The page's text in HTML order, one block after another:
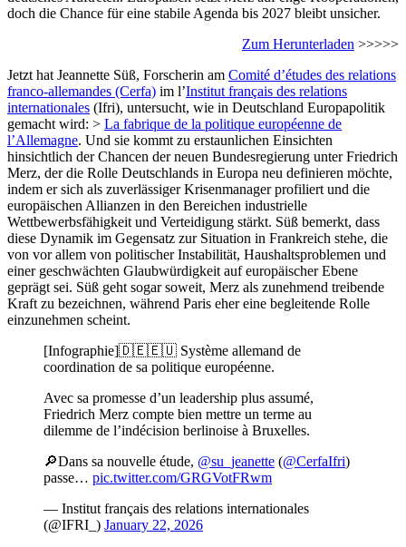
doch die Chance für eine stabile Agenda bis 2027 bleibt unsicher.
Zum Herunterladen >>>>>
Jetzt hat Jeannette Süß, Forscherin am Comité d’études des relations
franco-allemandes (Cerfa) im l’Institut français des relations
internationales (Ifri), untersucht, wie in Deutschland Europapolitik
gemacht wird: > La fabrique de la politique européenne de
l’Allemagne. Und sie kommt zu erstaunlichen Einsichten
hinsichtlich der Chancen der neuen Bundesregierung unter Friedrich
Merz, der die Rolle Deutschlands in Europa neu definieren möchte,
indem er sich als zuverlässiger Krisenmanager profiliert und die
europäischen Allianzen in den Bereichen industrielle
Wettbewerbsfähigkeit und Verteidigung stärkt. Süß bemerkt, dass
diese Dynamik im Gegensatz zur Situation in Frankreich stehe, die
von vor allem von politischer Instabilität, Haushaltsproblemen und
einer geschwächten Glaubwürdigkeit auf europäischer Ebene
geprägt sei. Süß geht sogar soweit, Merz als zunehmend treibende
Kraft zu bezeichnen, während Paris eher eine begleitende Rolle
einzunehmen scheint.
[Infographie]🇩🇪🇪🇺 Système allemand de
coordination de sa politique européenne.
Avec sa promesse d’un leadership plus assumé,
Friedrich Merz compte bien mettre un terme au
dilemme de l’indécision berlinoise à Bruxelles.
🔎Dans sa nouvelle étude, @su_jeanette (@CerfaIfri)
passe… pic.twitter.com/GRGVotFRwm
— Institut français des relations internationales
(@IFRI_) January 22, 2026